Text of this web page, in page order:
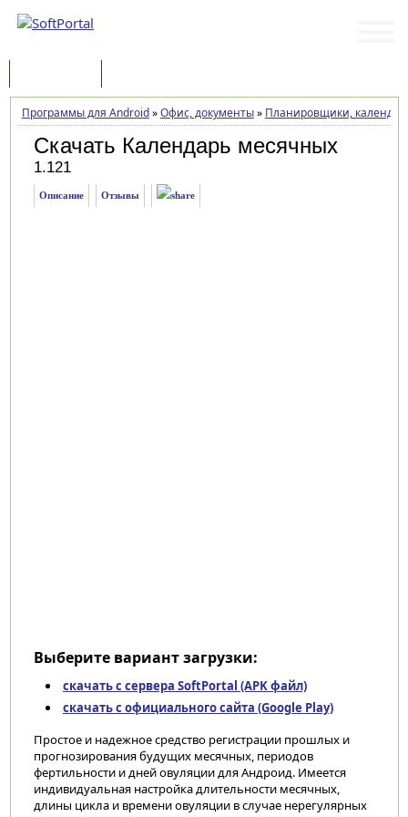
Программы для Android»Офис, документы» Планировщики,
Скачать Календарь месячных
1.121
Описание Отзывы
Выберите вариант загрузки:
скачать с сервера SoftPortal (APK файл)
скачать с официального сайта (Google Play)
Простое и надежное средство регистрации прошлых и
прогнозирования будущих месячных, периодов
фертильности и дней овуляции для Андроид. Имеется
индивидуальная настройка длительности месячных,
длины цикла и времени овуляции в случае нерегулярных